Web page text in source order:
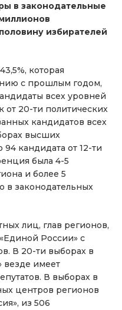
в законодательные
избирателей
которая
с прошлым годом,
всех уровней
от 20-ти политических
кандидатов всех
высших
кандидата от 12-ти
была 4-5
и более 5
в законодательных
лиц, глав регионов,
России» с
В 20-ти выборах в
везде имеет
В выборах в
центров регионов
из 506